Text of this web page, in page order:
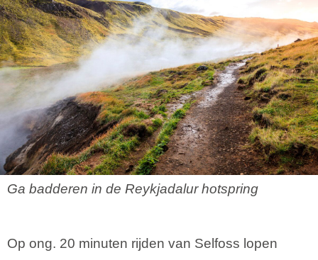
Ga badderen in de Reykjadalur hotspring
Op ong. 20 minuten rijden van Selfoss lopen